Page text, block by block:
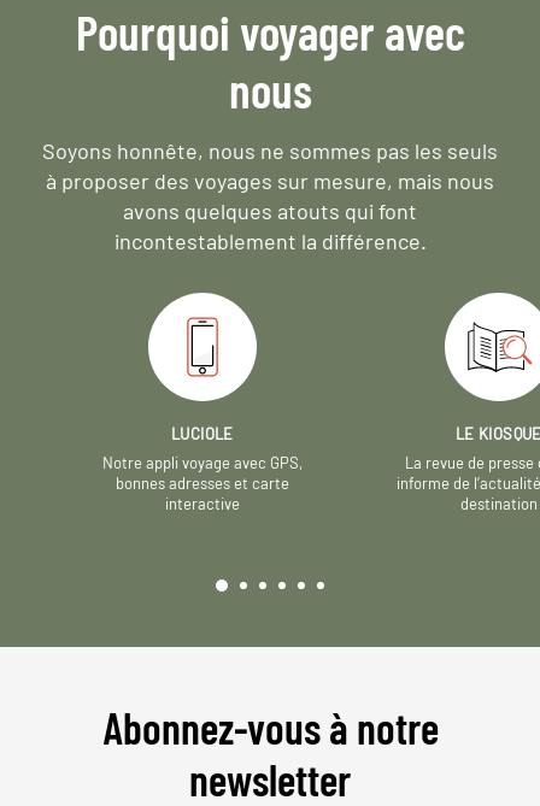
Pourquoi voyager avec
nous
Soyons honnête, nous ne sommes pas les seuls
à proposer des voyages sur mesure, mais nous
avons quelques atouts qui font
incontestablement la différence.
LUCIOLE
Notre appli voyage avec GPS,
bonnes adresses et carte
interactive
LE
La revue de presse
informe de
destination
Abonnez-vous à notre
newsletter